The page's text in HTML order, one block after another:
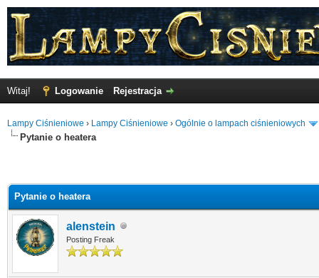
Witaj! Logowanie Rejestracja
Lampy Ciśnieniowe › Lampy Ciśnieniowe › Ogólnie o lampach ciśnieniowych
Pytanie o heatera
Pytanie o heatera
alenstein
Posting Freak